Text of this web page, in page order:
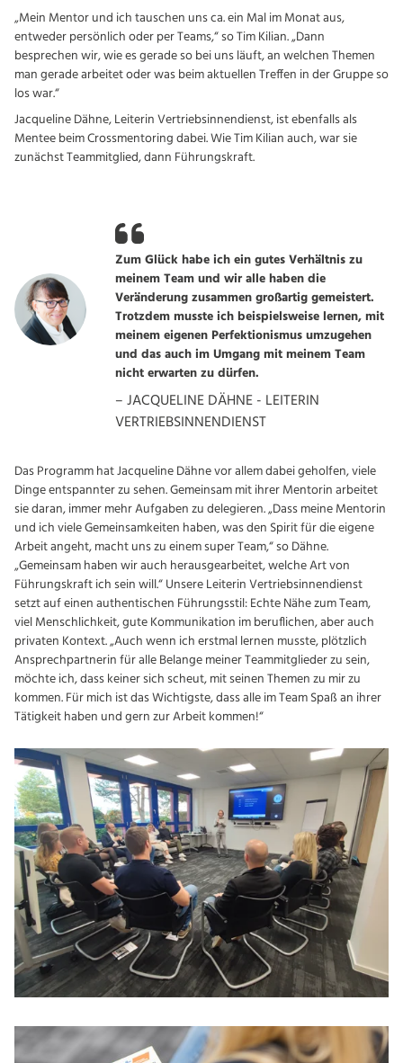
„Mein Mentor und ich tauschen uns ca. ein Mal im Monat aus,
entweder persönlich oder per Teams,“ so Tim Kilian. „Dann
besprechen wir, wie es gerade so bei uns läuft, an welchen Themen
man gerade arbeitet oder was beim aktuellen Treffen in der Gruppe so
los war.“
Jacqueline Dähne, Leiterin Vertriebsinnendienst, ist ebenfalls als
Mentee beim Crossmentoring dabei. Wie Tim Kilian auch, war sie
zunächst Teammitglied, dann Führungskraft.
Zum Glück habe ich ein gutes Verhältnis zu
meinem Team und wir alle haben die
Veränderung zusammen großartig gemeistert.
Trotzdem musste ich beispielsweise lernen, mit
meinem eigenen Perfektionismus umzugehen
und das auch im Umgang mit meinem Team
nicht erwarten zu dürfen.
– JACQUELINE DÄHNE - LEITERIN
VERTRIEBSINNENDIENST
Das Programm hat Jacqueline Dähne vor allem dabei geholfen, viele
Dinge entspannter zu sehen. Gemeinsam mit ihrer Mentorin arbeitet
sie daran, immer mehr Aufgaben zu delegieren. „Dass meine Mentorin
und ich viele Gemeinsamkeiten haben, was den Spirit für die eigene
Arbeit angeht, macht uns zu einem super Team,“ so Dähne.
„Gemeinsam haben wir auch herausgearbeitet, welche Art von
Führungskraft ich sein will.“ Unsere Leiterin Vertriebsinnendienst
setzt auf einen authentischen Führungsstil: Echte Nähe zum Team,
viel Menschlichkeit, gute Kommunikation im beruflichen, aber auch
privaten Kontext. „Auch wenn ich erstmal lernen musste, plötzlich
Ansprechpartnerin für alle Belange meiner Teammitglieder zu sein,
möchte ich, dass keiner sich scheut, mit seinen Themen zu mir zu
kommen. Für mich ist das Wichtigste, dass alle im Team Spaß an ihrer
Tätigkeit haben und gern zur Arbeit kommen!“